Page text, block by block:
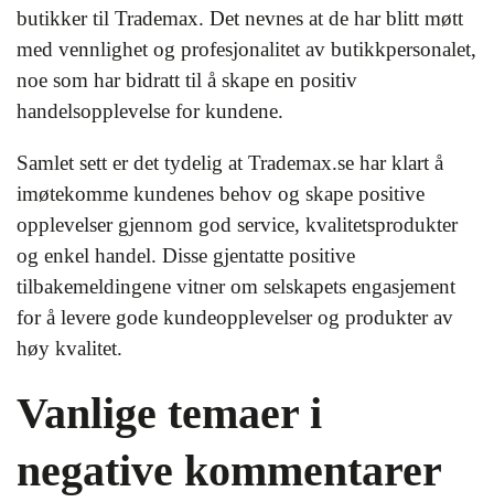
butikker til Trademax. Det nevnes at de har blitt møtt
med vennlighet og profesjonalitet av butikkpersonalet,
noe som har bidratt til å skape en positiv
handelsopplevelse for kundene.
Samlet sett er det tydelig at Trademax.se har klart å
imøtekomme kundenes behov og skape positive
opplevelser gjennom god service, kvalitetsprodukter
og enkel handel. Disse gjentatte positive
tilbakemeldingene vitner om selskapets engasjement
for å levere gode kundeopplevelser og produkter av
høy kvalitet.
Vanlige temaer i
negative kommentarer